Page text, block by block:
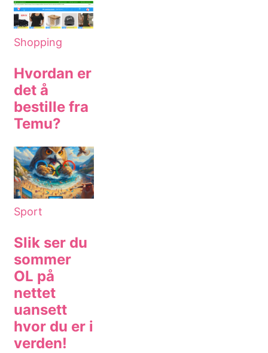
Shopping
Hvordan er
det å
bestille fra
Temu?
Sport
Slik ser du
sommer
OL på
nettet
uansett
hvor du er i
verden!